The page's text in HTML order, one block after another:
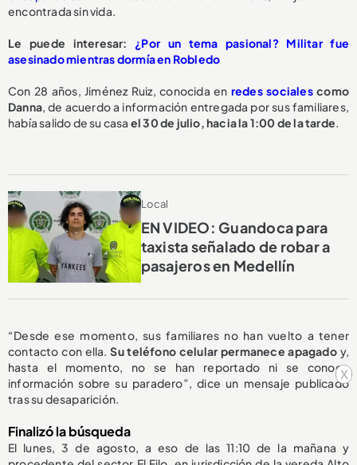
x
encontrada sin vida.
Le puede interesar: ¿Por un tema pasional? Militar fue
asesinado mientras dormía en Robledo
Con 28 años, Jiménez Ruiz, conocida en redes socialescomo
Danna, de acuerdo a información entregada por sus familiares,
había salido de su casa el 30 de julio, hacia la 1:00 de la tarde.
Local
EN VIDEO: Guandoca para
taxista señalado de robar a
pasajeros en Medellín
“Desde ese momento, sus familiares no han vuelto a tener
contacto con ella. Su teléfono celular permanece apagadoy,
hasta el momento, no se han reportado ni se conoce
información sobre su paradero”, dice un mensaje publicado
tras su desaparición.
Finalizó la búsqueda
El lunes, 3 de agosto, a eso de las 11:10 de la mañana y